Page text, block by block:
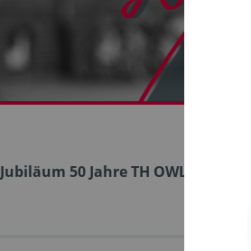
Jubiläum 50 Jahre TH OWL